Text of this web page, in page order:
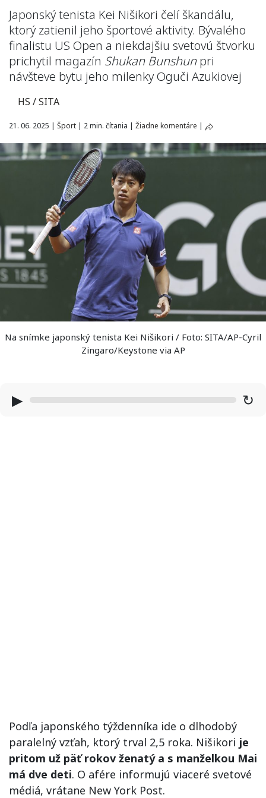
Japonský tenista Kei Nišikori čelí škandálu,
ktorý zatienil jeho športové aktivity. Bývalého
finalistu US Open a niekdajšiu svetovú štvorku
prichytil magazín Shukan Bunshunpri
návšteve bytu jeho milenky Oguči Azukiovej
HS / SITA
21. 06. 2025 | Šport | 2 min. čítania | Žiadne komentáre |
Na snímke japonský tenista Kei Nišikori / Foto: SITA/AP-Cyril
Zingaro/Keystone via AP
▶ ↻
Podľa japonského týždenníka ide o dlhodobý
paralelný vzťah, ktorý trval 2,5 roka. Nišikori je
pritom už päť rokov ženatý a s manželkou Mai
má dve deti. O afére informujú viaceré svetové
médiá, vrátane New York Post.